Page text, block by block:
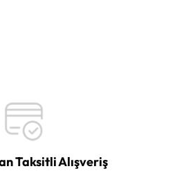
Taksitli Alışveriş